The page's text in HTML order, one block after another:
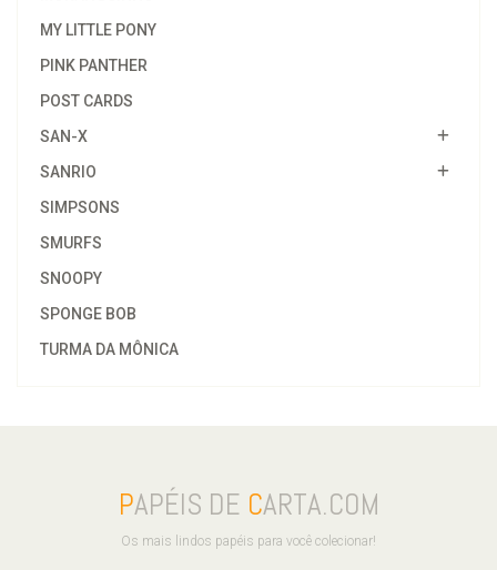
MY LITTLE PONY
PINK PANTHER
POST CARDS
SAN-X
SANRIO
SIMPSONS
SMURFS
SNOOPY
SPONGE BOB
TURMA DA MÔNICA
PAPÉIS DE CARTA.COM
Os mais lindos papéis para você colecionar!